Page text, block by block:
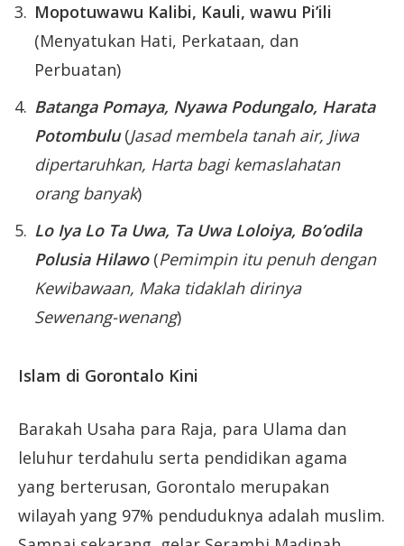
Mopotuwawu Kalibi, Kauli, wawu Pi’ili
(Menyatukan Hati, Perkataan, dan
Perbuatan)
Batanga Pomaya, Nyawa Podungalo, Harata
Potombulu(Jasad membela tanah air, Jiwa
dipertaruhkan, Harta bagi kemaslahatan
orang banyak)
Lo Iya Lo Ta Uwa, Ta Uwa Loloiya, Bo’odila
Polusia Hilawo(Pemimpin itu penuh dengan
Kewibawaan, Maka tidaklah dirinya
Sewenang-wenang)
Islam di Gorontalo Kini
Barakah Usaha para Raja, para Ulama dan
leluhur terdahulu serta pendidikan agama
yang berterusan, Gorontalo merupakan
wilayah yang 97% penduduknya adalah muslim.